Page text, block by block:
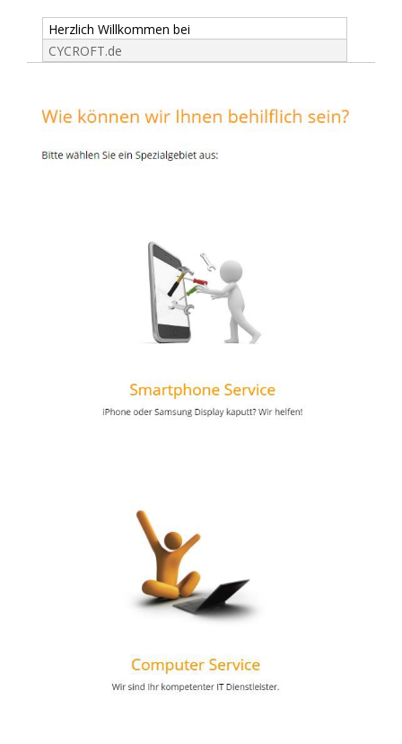
Herzlich Willkommen bei
CYCROFT.de